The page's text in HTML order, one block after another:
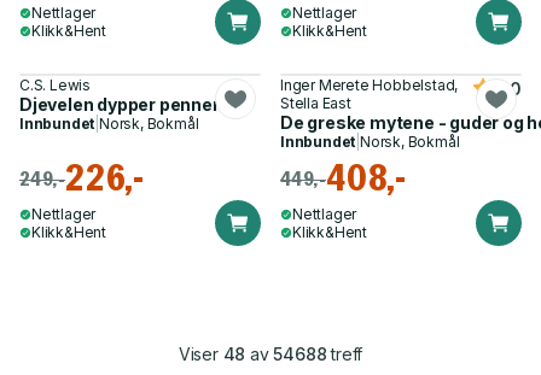
Nettlager
Klikk&Hent
Nettlager
Klikk&Hent
C.S. Lewis
Djevelen dypper pennen
Innbundet |Norsk, Bokmål
249,-226,-
Nettlager
Klikk&Hent
Inger Merete Hobbelstad,
Stella East
De greske mytene - guder og
5.0
Innbundet |Norsk, Bokmål
449,-408,-
Nettlager
Klikk&Hent
Viser 48 av 54688treff